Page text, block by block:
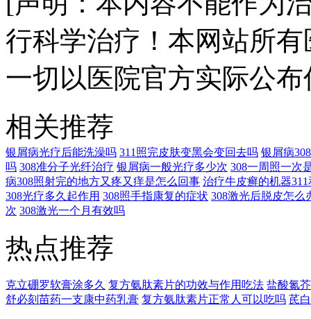
行科学治疗！本网站所
一切以医院官方实际公
相关推荐
银屑病光疗后能洗澡吗 311照完皮肤变黑会变回去吗 银屑病
吗 308准分子光纤治疗 银屑病一般光疗多少次 308一周照一次
病308照射完的地方又疼又痒是怎么回事 治疗牛皮癣的机器
308光疗多久起作用 308照手指康复的症状 308激光后脱皮怎么
次 308激光一个月有效吗
热点推荐
克立硼罗软膏涂多久 复方氨肽素片的功效与作用吃法 盐酸氮
舒必刻苗药一支康中药乳膏 复方氨肽素片正常人可以吃吗 芪